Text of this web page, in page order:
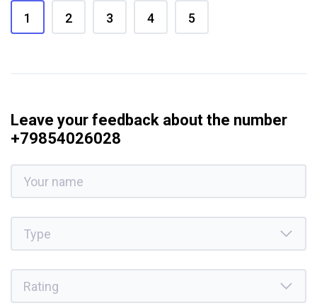
1 2 3 4 5
Leave your feedback about the number
+79854026028